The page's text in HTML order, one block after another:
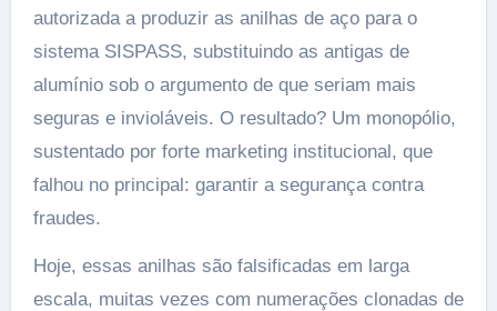
autorizada a produzir as anilhas de aço para o
sistema SISPASS, substituindo as antigas de
alumínio sob o argumento de que seriam mais
seguras e invioláveis. O resultado? Um monopólio,
sustentado por forte marketing institucional, que
falhou no principal: garantir a segurança contra
fraudes.
Hoje, essas anilhas são falsificadas em larga
escala, muitas vezes com numerações clonadas de